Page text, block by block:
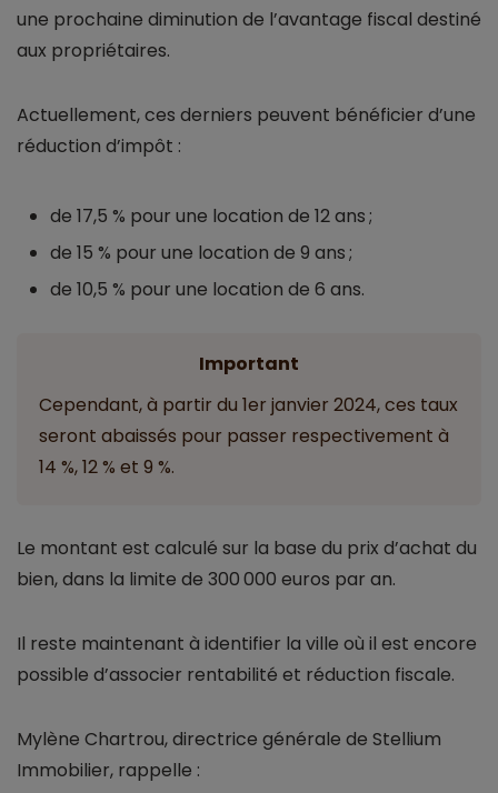
une prochaine diminution de l’avantage fiscal destiné
aux propriétaires.
Actuellement, ces derniers peuvent bénéficier d’une
réduction d’impôt :
de 17,5 % pour une location de 12 ans ;
de 15 % pour une location de 9 ans ;
de 10,5 % pour une location de 6 ans.
Important
Cependant, à partir du 1er janvier 2024, ces taux
seront abaissés pour passer respectivement à
14 %, 12 % et 9 %.
Le montant est calculé sur la base du prix d’achat du
bien, dans la limite de 300 000 euros par an.
Il reste maintenant à identifier la ville où il est encore
possible d’associer rentabilité et réduction fiscale.
Mylène Chartrou, directrice générale de Stellium
Immobilier, rappelle :